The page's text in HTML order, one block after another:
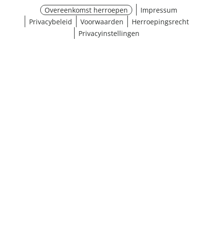
Overeenkomst herroepen
Impressum
Privacybeleid
Voorwaarden
Herroepingsrecht
Privacyinstellingen